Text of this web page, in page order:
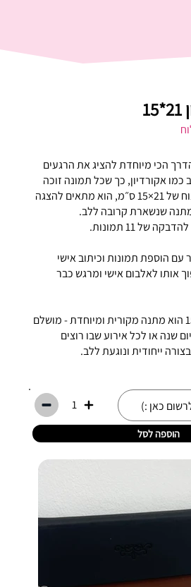
הכי מיוחדת להציג את הרגעים
אקורדיון, כך שכל תמונה זוכה
לבמה משלה. בגודל נוח של 21×15 ס״מ, הוא מתאים להצגה
שנשארת קרובה ללב.
של 11 תמונות.
עם הוספת תמונות וכיתוב אישי
אותו לאלבום אישי ומרגש כבר
אלבום אקורדיון 21×15 הוא מתנה מקורית ומיוחדת - מושלם
שנה או לכל אירוע שבו רוצים
ייחודית ונוגעת ללב.
1
הוספה לסל